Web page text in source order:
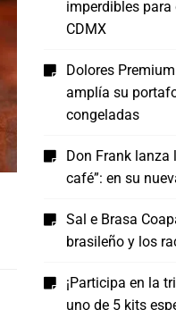
imperdibles
CDMX
Dolores
amplía su
congeladas
Don Frank lanza
café”: en su
Sal e Brasa
brasileño y los
¡Participa en la
uno de 5 kits